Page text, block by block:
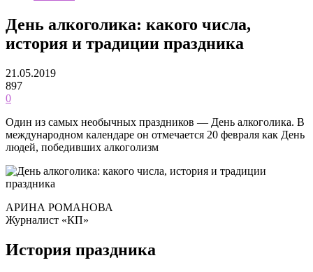
День алкоголика: какого числа,
история и традиции праздника
21.05.2019
897
0
Один из самых необычных праздников — День алкоголика. В
международном календаре он отмечается 20 февраля как День
людей, победивших алкоголизм
АРИНА РОМАНОВА
Журналист «КП»
История праздника